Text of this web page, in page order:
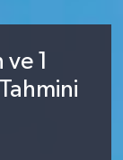
1
Fikstür